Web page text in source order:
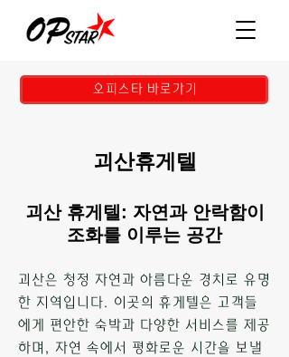
오피스타 바로가기
괴산휴게텔
괴산 휴게텔: 자연과 안락함이
조화를 이루는 공간
괴산은 청정 자연과 아름다운 경치로 유명
한 지역입니다. 이곳의 휴게텔은 고객들
에게 편안한 숙박과 다양한 서비스를 제공
하며, 자연 속에서 평화로운 시간을 보낼